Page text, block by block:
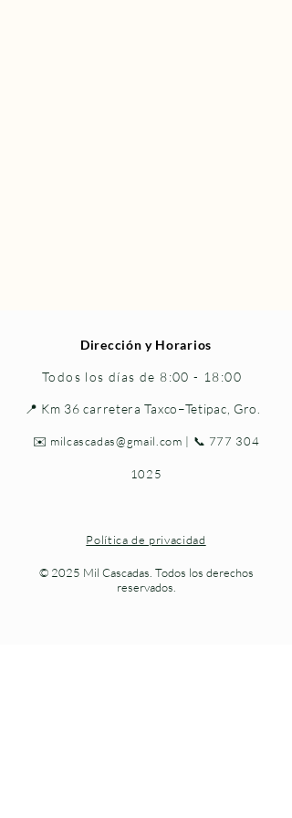
Dirección y Horarios
Todos los días de 8:00 - 18:00
📍 Km 36 carretera Taxco–Tetipac, Gro.
✉️ milcascadas@gmail.com | 📞 777 304
1025
Política de privacidad
© 2025 Mil Cascadas. Todos los derechos
reservados.